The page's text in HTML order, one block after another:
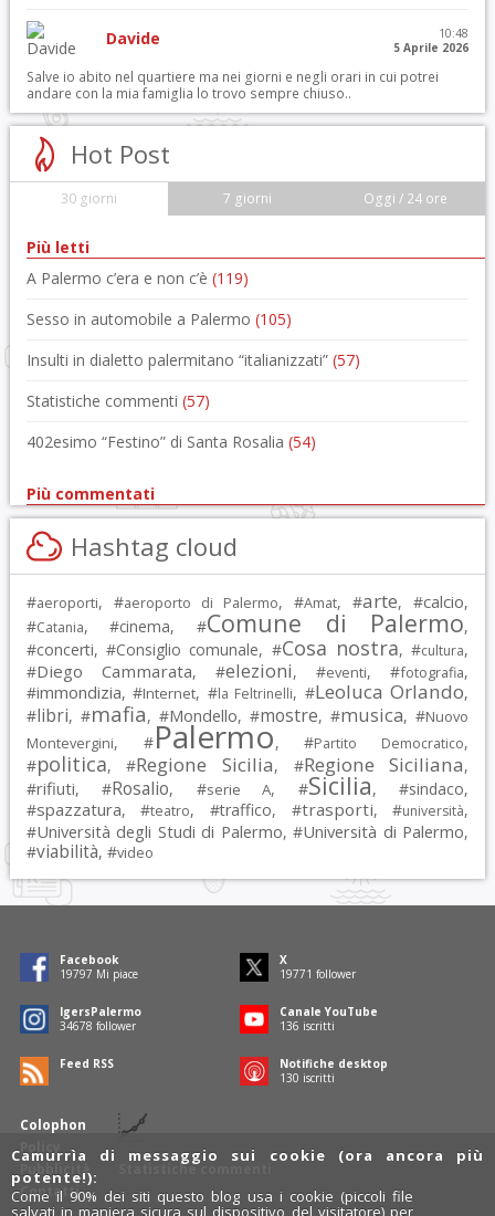
Davide
10:48
5 Aprile 2026
Salve io abito nel quartiere ma nei giorni e negli orari in cui potrei
andare con la mia famiglia lo trovo sempre chiuso..
Hot Post
30 giorni 7 giorni Oggi / 24 ore
Più letti
A Palermo c’era e non c’è (119)
Sesso in automobile a Palermo (105)
Insulti in dialetto palermitano “italianizzati” (57)
Statistiche commenti (57)
402esimo “Festino” di Santa Rosalia (54)
Più commentati
Hashtag cloud
#aeroporti, #aeroporto di Palermo, #Amat, #arte, #calcio,
#Catania, #cinema, #Comune di Palermo,
#concerti, #Consiglio comunale, #Cosa nostra, #cultura,
#Diego Cammarata, #elezioni, #eventi, #fotografia,
#immondizia, #Internet, #la Feltrinelli, #Leoluca Orlando,
#libri, #mafia, #Mondello, #mostre, #musica, #Nuovo
Montevergini, #Palermo, #Partito Democratico,
#politica, #Regione Sicilia, #Regione Siciliana,
#rifiuti, #Rosalio, #serie A, #Sicilia, #sindaco,
#spazzatura, #teatro, #traffico, #trasporti, #università,
#Università degli Studi di Palermo, #Università di Palermo,
#viabilità, #video
Colophon
Policy
Pubblicità
Contatti
Statistiche commenti
Facebook
19797 Mi piace
X
19771 follower
IgersPalermo
34678 follower
Canale YouTube
136 iscritti
Feed RSS
Notifiche desktop
130 iscritti
Camurrìa di messaggio sui cookie (ora ancora più
potente!):
Come il 90% dei siti questo blog usa i cookie (piccoli file
salvati in maniera sicura sul dispositivo del visitatore) per